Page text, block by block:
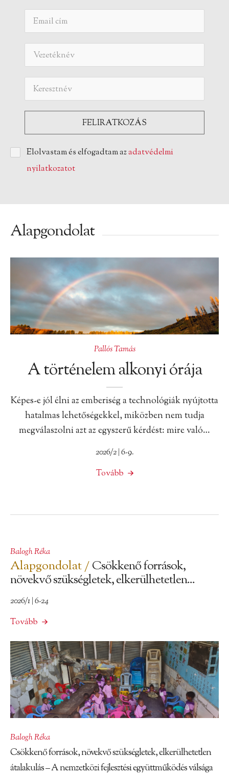
Elolvastam és elfogadtam azadatvédelmi
nyilatkozatot
Alapgondolat
Pallós Tamás
A történelem alkonyi órája
Képes-e jól élni az emberiség a technológiák nyújtotta
hatalmas lehetőségekkel, miközben nem tudja
megválaszolni azt az egyszerű kérdést: mire való…
2026/2 | 6-9.
Tovább
Balogh Réka
Alapgondolat /Csökkenő források,
növekvő szükségletek, elkerülhetetlen...
2026/1 | 6-24
Tovább
Balogh Réka
Csökkenő források, növekvő szükségletek, elkerülhetetlen
átalakulás – A nemzetközi fejlesztési együttműködés válsága